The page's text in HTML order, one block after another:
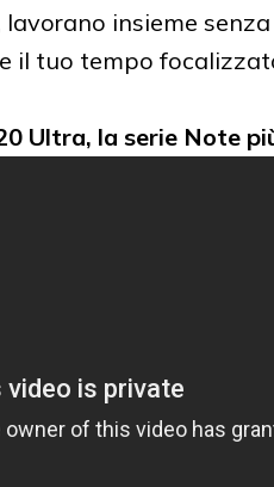
lavorano insieme
il tuo tempo
Ultra, la serie Note